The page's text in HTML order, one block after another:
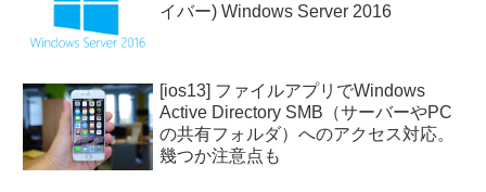
イバー) Windows Server 2016
[ios13] ファイルアプリでWindows
Active Directory SMB（サーバーやPC
の共有フォルダ）へのアクセス対応。
幾つか注意点も